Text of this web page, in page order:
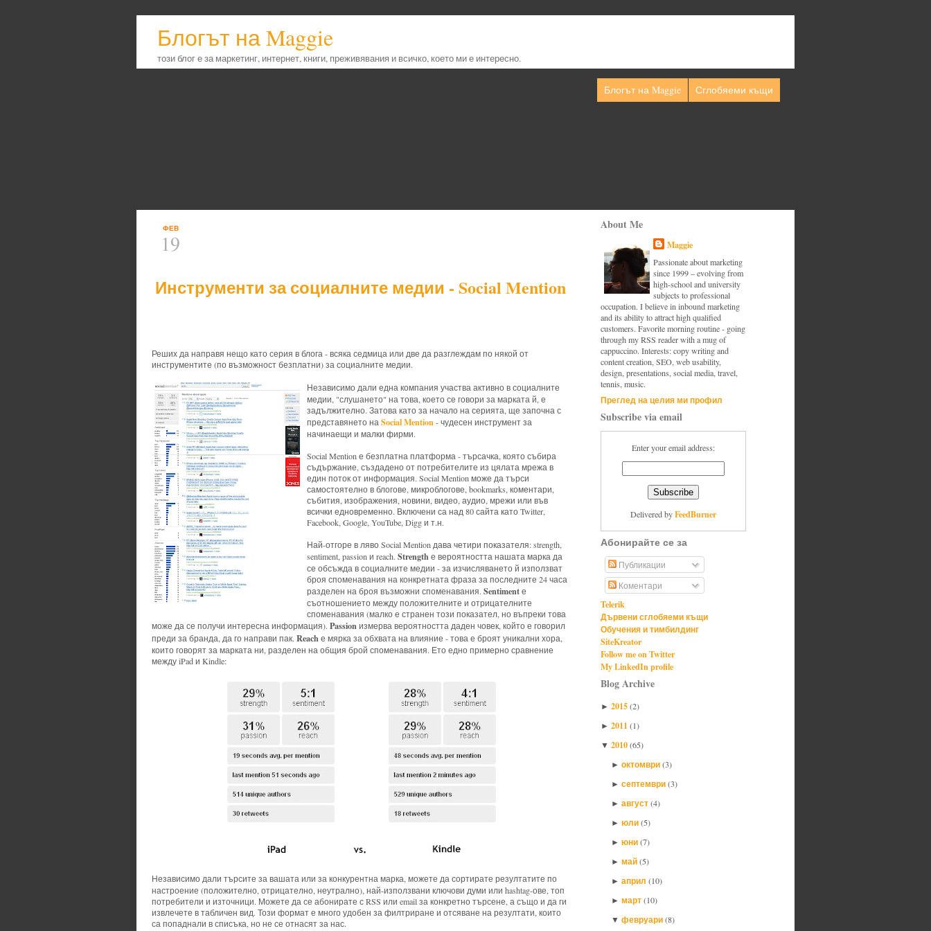
Блогът на Maggie
този блог е за маркетинг, интернет, книги, преживявания и всичко, което ми е интересно.
Блогът на Maggie Сглобяеми къщи
ФЕВ
19
Инструменти за социалните медии - Social Mention
Реших да направя нещо като серия в блога - всяка седмица или две да разглеждам по някой от
инструментите (по възможност безплатни) за социалните медии.
Независимо дали една компания участва активно в социалните
медии, "слушането" на това, което се говори за марката й, е
задължително. Затова като за начало на серията, ще започна с
представянето на Social Mention- чудесен инструмент за
начинаещи и малки фирми.
Social Mention е безплатна платформа - търсачка, която събира
съдържание, създадено от потребителите из цялата мрежа в
един поток от информация. Social Mention може да търси
самостоятелно в блогове, микроблогове, bookmarks, коментари,
събития, изображения, новини, видео, аудио, мрежи или във
всички едновременно. Включени са над 80 сайта като Twitter,
Facebook, Google, YouTube, Digg и т.н.
Най-отгоре в ляво Social Mention дава четири показателя: strength,
sentiment, passion и reach. Strengthе вероятността нашата марка да
се обсъжда в социалните медии - за изчисляването й използват
броя споменавания на конкретната фраза за последните 24 часа
разделен на броя възможни споменавания. Sentimentе
съотношението между положителните и отрицателните
споменавания (малко е странен този показател, но въпреки това
може да се получи интересна информация). Passionизмерва вероятността даден човек, който е говорил
преди за бранда, да го направи пак. Reachе мярка за обхвата на влияние - това е броят уникални хора,
които говорят за марката ни, разделен на общия брой споменавания. Ето едно примерно сравнение
между iPad и Kindle:
Независимо дали търсите за вашата или за конкурентна марка, можете да сортирате резултатите по
настроение (положително, отрицателно, неутрално), най-използвани ключови думи или hashtag-ове, топ
потребители и източници. Можете да се абонирате с RSS или email за конкретно търсене, а също и да ги
извлечете в табличен вид. Този формат е много удобен за филтриране и отсяване на резултати, които
са попаднали в списъка, но не се отнасят за нас.
About Me
Maggie
Passionate about marketing
since 1999 – evolving from
high-school and university
subjects to professional
occupation. I believe in inbound marketing
and its ability to attract high qualified
customers. Favorite morning routine - going
through my RSS reader with a mug of
cappuccino. Interests: copy writing and
content creation, SEO, web usability,
design, presentations, social media, travel,
tennis, music.
Преглед на целия ми профил
Subscribe via email
Enter your email address:
Delivered byFeedBurner
Абонирайте се за
Публикации
Коментари
Telerik
Дървени сглобяеми къщи
Обучения и тимбилдинг
SiteKreator
Follow me on Twitter
My LinkedIn profile
Blog Archive
► 2015(2)
► 2011(1)
▼ 2010(65)
► октомври(3)
► септември(3)
► август(4)
► юли(5)
► юни(7)
► май(5)
► април (10)
► март(10)
▼ февруари(8)